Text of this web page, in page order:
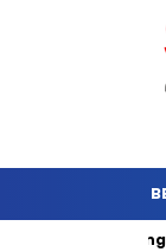
Persidangan di